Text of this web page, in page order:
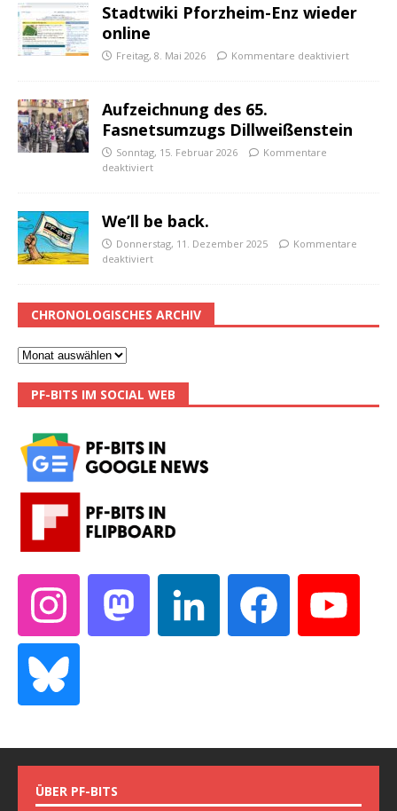
Stadtwiki Pforzheim-Enz wieder
online
Freitag, 8. Mai 2026 Kommentare deaktiviert
Aufzeichnung des 65.
Fasnetsumzugs Dillweißenstein
Sonntag, 15. Februar 2026
Kommentare
deaktiviert
We’ll be back.
Donnerstag, 11. Dezember 2025
Kommentare
deaktiviert
CHRONOLOGISCHES ARCHIV
PF-BITS IM SOCIAL WEB
ÜBER PF-BITS